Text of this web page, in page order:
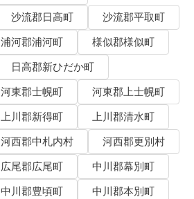
沙流郡日高町
沙流郡平取町
浦河郡浦河町
様似郡様似町
日高郡新ひだか町
河東郡士幌町
河東郡上士幌町
上川郡新得町
上川郡清水町
河西郡中札内村
河西郡更別村
広尾郡広尾町
中川郡幕別町
中川郡豊頃町
中川郡本別町